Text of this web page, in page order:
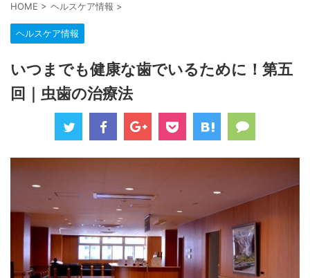
HOME > ヘルスケア情報 >
ヘルスケア情報
いつまでも健康な歯でいるために！第五
回｜虫歯の治療法